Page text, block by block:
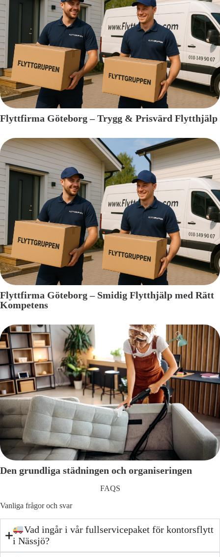
Flyttfirma Göteborg – Trygg & Prisvärd Flytthjälp
Flyttfirma Göteborg – Smidig Flytthjälp med Rätt
Kompetens
Den grundliga städningen och organiseringen
FAQS
Vanliga frågor och svar
Vad ingår i vår fullservicepaket för kontorsflytt
i Nässjö?